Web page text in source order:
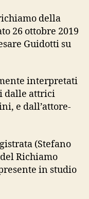
della
26 ottobre 2019
Guidotti su
interpretati
dalle attrici
e dall’attore-
(Stefano
Richiamo
in studio